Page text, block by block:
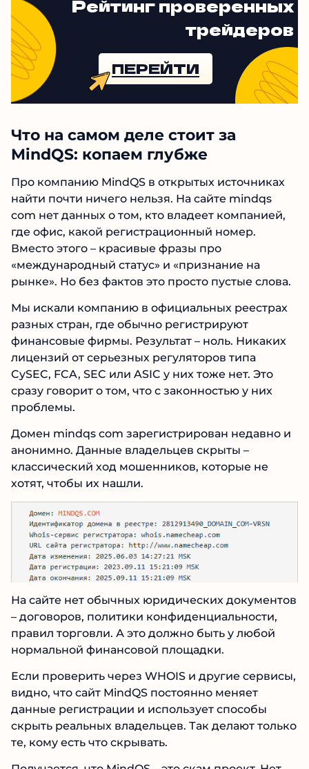
рассчитанный на тех, кто еще верит в легкий
заработок.
Рейтинг проверенных
трейдеров
Что на самом деле стоит за
MindQS: копаем глубже
Про компанию MindQS в открытых источниках
найти почти ничего нельзя. На сайте mindqs
com нет данных о том, кто владеет компанией,
где офис, какой регистрационный номер.
Вместо этого – красивые фразы про
«международный статус» и «признание на
рынке». Но без фактов это просто пустые
слова.
Мы искали компанию в официальных
реестрах разных стран, где обычно
регистрируют финансовые фирмы. Результат –
ноль. Никаких лицензий от серьезных
регуляторов типа CySEC, FCA, SEC или ASIC у
них тоже нет. Это сразу говорит о том, что с
законностью у них проблемы.
Домен mindqs com зарегистрирован недавно
и анонимно. Данные владельцев скрыты –
классический ход мошенников, которые не
хотят, чтобы их нашли.
документов – договоров, политики
конфиденциальности, правил торговли. А это
должно быть у любой нормальной
финансовой площадки.